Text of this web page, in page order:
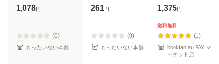
【メール便送料無
1,078円
(0)
もったいない本舗
[文庫]【メール便送
261円
(0)
もったいない本舗
1,375円
送料無料
(1)
bookfan au PAY マ
ーケット店